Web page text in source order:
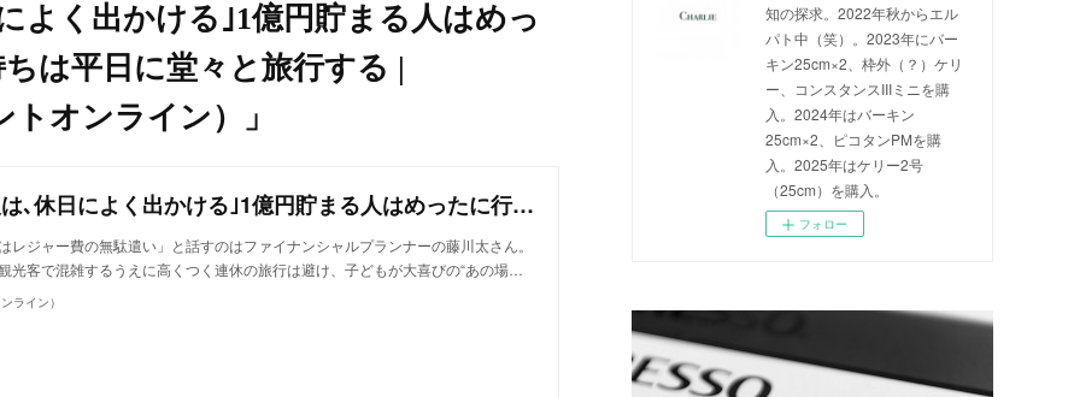
よく出かける｣1億円貯まる人はめっ
は平日に堂々と旅行する |
オンライン）」
｢お金が貯まらない人は､休日によく出かける｣1億円貯まる人はめったに行かない"ある場所" お金持ちは平日に堂々と旅行する
レジャー費の無駄遣い」と話すのはファイナンシャルプランナーの藤川太さん。
光客で混雑するうえに高くつく連休の旅行は避け、子どもが大喜びの“あの場…
ライン）
知の探求。2022年秋からエル
パト中（笑）。2023年にバー
キン25cm×2、枠外（？）ケリ
ー、コンスタンスIIIミニを購
入。2024年はバーキン
25cm×2、ピコタンPMを購
入。2025年はケリー2号
（25cm）を購入。
フォロー